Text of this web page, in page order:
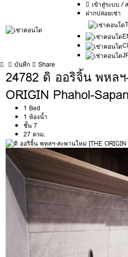
เข้าสู่ระบบ /
ฝากปล่อยเช่า
บันทึก
Share
24782 ดิ ออริจิ้น พหล
ORIGIN Phahol-
1 Bed
1 ห้องน้ำ
ชั้น 7
27 ตรม.